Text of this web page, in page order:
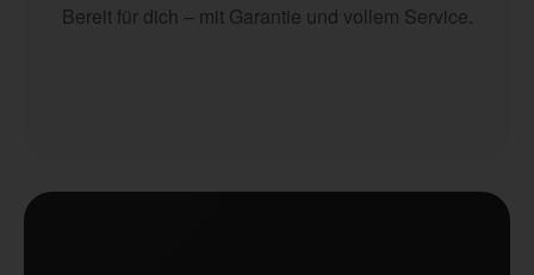
Bereit für dich – mit Garantie und vollem Service.